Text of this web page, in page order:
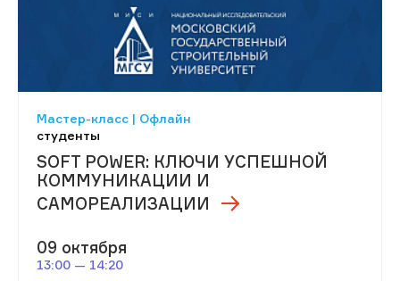
Мастер-класс | Офлайн
студенты
SOFT POWER: КЛЮЧИ УСПЕШНОЙ
КОММУНИКАЦИИ И
САМОРЕАЛИЗАЦИИ
09 октября
13:00 — 14:20